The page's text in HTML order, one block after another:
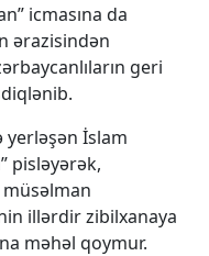
icmasına da
ərazisindən
geri
yerləşən İslam
pisləyərək,
müsəlman
illərdir zibilxanaya
məhəl qoymur.